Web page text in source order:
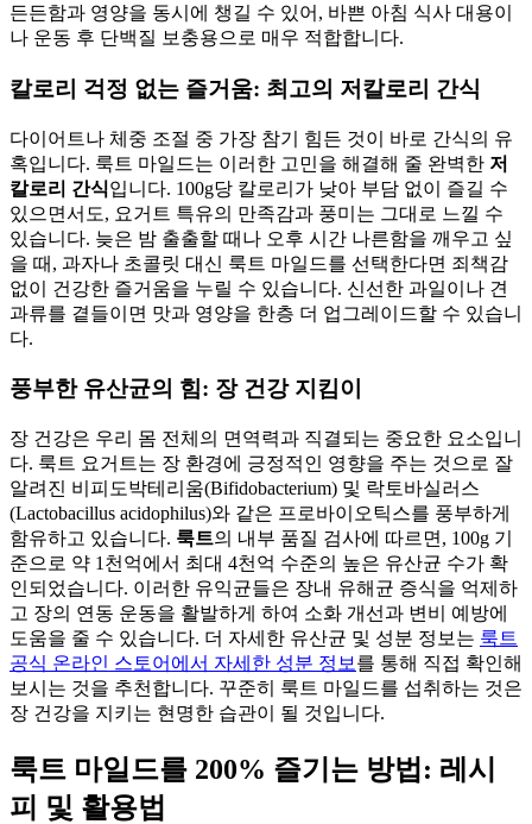
든든함과 영양을 동시에 챙길 수 있어, 바쁜 아침 식사 대용이
나 운동 후 단백질 보충용으로 매우 적합합니다.
칼로리 걱정 없는 즐거움: 최고의 저칼로리 간식
다이어트나 체중 조절 중 가장 참기 힘든 것이 바로 간식의 유
혹입니다. 룩트 마일드는 이러한 고민을 해결해 줄 완벽한 저
칼로리 간식입니다. 100g당 칼로리가 낮아 부담 없이 즐길 수
있으면서도, 요거트 특유의 만족감과 풍미는 그대로 느낄 수
있습니다. 늦은 밤 출출할 때나 오후 시간 나른함을 깨우고 싶
을 때, 과자나 초콜릿 대신 룩트 마일드를 선택한다면 죄책감
없이 건강한 즐거움을 누릴 수 있습니다. 신선한 과일이나 견
과류를 곁들이면 맛과 영양을 한층 더 업그레이드할 수 있습니
다.
풍부한 유산균의 힘: 장 건강 지킴이
장 건강은 우리 몸 전체의 면역력과 직결되는 중요한 요소입니
다. 룩트 요거트는 장 환경에 긍정적인 영향을 주는 것으로 잘
알려진 비피도박테리움(Bifidobacterium) 및 락토바실러스
(Lactobacillus acidophilus)와 같은 프로바이오틱스를 풍부하게
함유하고 있습니다. 룩트의 내부 품질 검사에 따르면, 100g 기
준으로 약 1천억에서 최대 4천억 수준의 높은 유산균 수가 확
인되었습니다. 이러한 유익균들은 장내 유해균 증식을 억제하
고 장의 연동 운동을 활발하게 하여 소화 개선과 변비 예방에
도움을 줄 수 있습니다. 더 자세한 유산균 및 성분 정보는 룩트
공식 온라인 스토어에서 자세한 성분 정보 를 통해 직접 확인해
보시는 것을 추천합니다. 꾸준히 룩트 마일드를 섭취하는 것은
장 건강을 지키는 현명한 습관이 될 것입니다.
룩트 마일드를 200% 즐기는 방법: 레시
피 및 활용법